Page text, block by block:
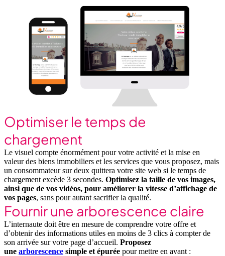
Optimiser le temps de
chargement
Le visuel compte énormément pour votre activité et la mise en
valeur des biens immobiliers et les services que vous proposez, mais
un consommateur sur deux quittera votre site web si le temps de
chargement excède 3 secondes. Optimisez la taille de vos images,
ainsi que de vos vidéos, pour améliorer la vitesse d’affichage de
vos pages, sans pour autant sacrifier la qualité.
Fournir une arborescence claire
L’internaute doit être en mesure de comprendre votre offre et
d’obtenir des informations utiles en moins de 3 clics à compter de
son arrivée sur votre page d’accueil. Proposez
une arborescence simple et épurée pour mettre en avant :